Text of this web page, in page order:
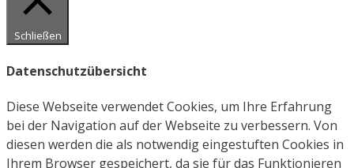
Schließen
Datenschutzübersicht
Diese Webseite verwendet Cookies, um Ihre Erfahrung
bei der Navigation auf der Webseite zu verbessern. Von
diesen werden die als notwendig eingestuften Cookies in
Ihrem Browser gespeichert, da sie für das Funktionieren